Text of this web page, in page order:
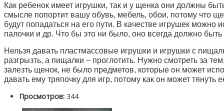
Как ребенок имеет игрушки, так и у щенка они должны
смысле попортит вашу обувь, мебель, обои, потому что
будут попадаться на его пути. В качестве игрушек можно
палочки и др. Что бы это ни было, оно всегда должно
Нельзя давать пластмассовые игрушки и игрушки с
разгрызть, а пищалки – проглотить. Нужно смотреть за
залезть щенок, не было предметов, которые он может
давать ему тряпочку для игр, потому как он может тянуть
Просмотров: 344